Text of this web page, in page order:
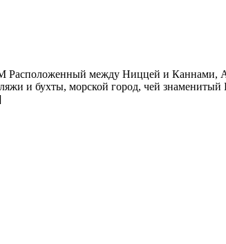
между Ниццей и Каннами, Антиб
и бухты, морской город, чей